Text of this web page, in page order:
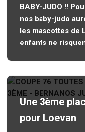
BABY-JUDO !!
nos baby-judo
les mascottes de
enfants ne
Une 3ème
pour Loevan